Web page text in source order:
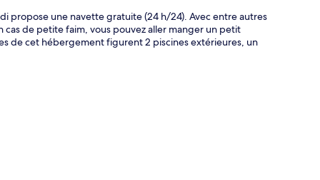
propose une navette gratuite (24 h/24). Avec entre autres
de petite faim, vous pouvez aller manger un petit
de cet hébergement figurent 2 piscines extérieures, un